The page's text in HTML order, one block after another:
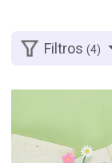
Filtros(4)